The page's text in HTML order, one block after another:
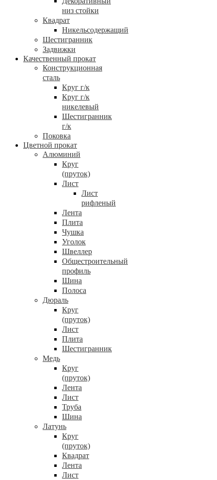
низ стойки
Квадрат
Никельсодержащий
Шестигранник
Задвижки
Качественный прокат
Конструкционная
сталь
Круг г/к
Круг г/к
никелевый
Шестигранник
г/к
Поковка
Цветной прокат
Алюминий
Круг
(пруток)
Лист
Лист
рифленый
Лента
Плита
Чушка
Уголок
Швеллер
Общестроительный
профиль
Шина
Полоса
Дюраль
Круг
(пруток)
Лист
Плита
Шестигранник
Медь
Круг
(пруток)
Лента
Лист
Труба
Шина
Латунь
Круг
(пруток)
Квадрат
Лента
Лист